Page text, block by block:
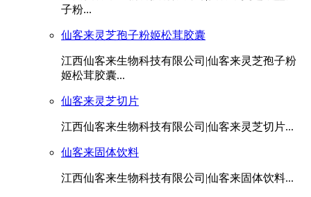
子粉...
仙客来灵芝孢子粉姬松茸胶囊
江西仙客来生物科技有限公司|仙客来灵芝孢子粉
姬松茸胶囊...
仙客来灵芝切片
江西仙客来生物科技有限公司|仙客来灵芝切片...
仙客来固体饮料
江西仙客来生物科技有限公司|仙客来固体饮料...